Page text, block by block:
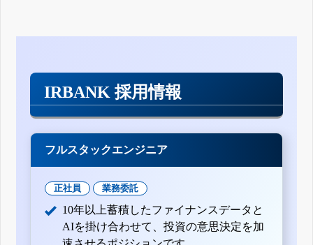
IRBANK 採用情報
フルスタックエンジニア
正社員 業務委託
10年以上蓄積したファイナンスデータと
AIを掛け合わせて、投資の意思決定を加